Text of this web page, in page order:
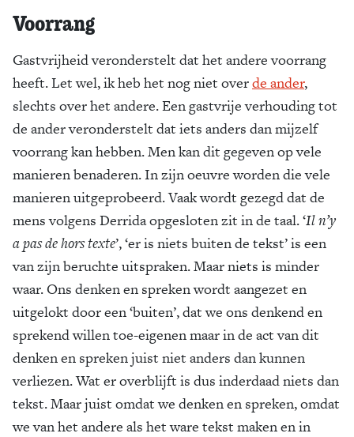
Voorrang
Gastvrijheid veronderstelt dat het andere voorrang
heeft. Let wel, ik heb het nog niet overde ander,
slechts over het andere. Een gastvrije verhouding tot
de ander veronderstelt dat iets anders dan mijzelf
voorrang kan hebben. Men kan dit gegeven op vele
manieren benaderen. In zijn oeuvre worden die vele
manieren uitgeprobeerd. Vaak wordt gezegd dat de
mens volgens Derrida opgesloten zit in de taal. ‘Il n’y
a pas de hors texte’, ‘er is niets buiten de tekst’ is een
van zijn beruchte uitspraken. Maar niets is minder
waar. Ons denken en spreken wordt aangezet en
uitgelokt door een ‘buiten’, dat we ons denkend en
sprekend willen toe-eigenen maar in de act van dit
denken en spreken juist niet anders dan kunnen
verliezen. Wat er overblijft is dus inderdaad niets dan
tekst. Maar juist omdat we denken en spreken, omdat
we van het andere als het ware tekst maken en in